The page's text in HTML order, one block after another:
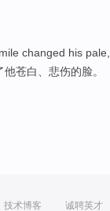
changed his pale
他苍白 悲伤的脸。
技术博客 诚聘英才